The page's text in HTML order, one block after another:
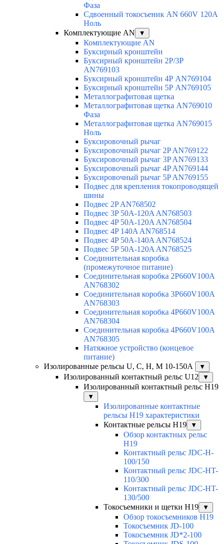
Фаза
Сдвоенный токосъеник AN 660V 120A
Ноль
Комплектующие AN
▼
Комплектующие AN
Буксирный кронштейн
Буксирный кронштейн 2Р/3Р
AN769103
Буксирный кронштейн 4Р AN769104
Буксирный кронштейн 5Р AN769105
Металлографитовая щетка
Металлографитовая щетка AN769010
Фаза
Металлографитовая щетка AN769015
Ноль
Буксировочный рычаг
Буксировочный рычаг 2P AN769122
Буксировочный рычаг 3P AN769133
Буксировочный рычаг 4P AN769144
Буксировочный рычаг 5P AN769155
Подвес для крепления токопроводящей
шины
Подвес 2P AN768502
Подвес 3P 50A-120A AN768503
Подвес 4P 50A-120A AN768504
Подвес 4P 140A AN768514
Подвес 4P 50A-140A AN768524
Подвес 5P 50A-120A AN768525
Соединительная коробка
(промежуточное питание)
Соединительная коробка 2P660V100A
AN768302
Соединительная коробка 3P660V100A
AN768303
Соединительная коробка 4P660V100A
AN768304
Соединительная коробка 4P660V100A
AN768305
Натяжное устройство (концевое
питание)
Изолированные рельсы U, C, H, M 10-150А
▼
Изолированный контактный рельс U12 ▼
Изолированный контактный рельс Н19
▼
Изолированные контактные
рельсы Н19 характеристики
Контактные рельсы H19
▼
Обзор контактных рельс
H19
Контактный рельс JDC-H-
100/150
Контактный рельс JDC-HT-
110/300
Контактный рельс JDC-HT-
130/500
Токосъемники и щетки H19
▼
Обзор токосъемников H19
Токосъемник JD-100
Токосъемник JD*2-100